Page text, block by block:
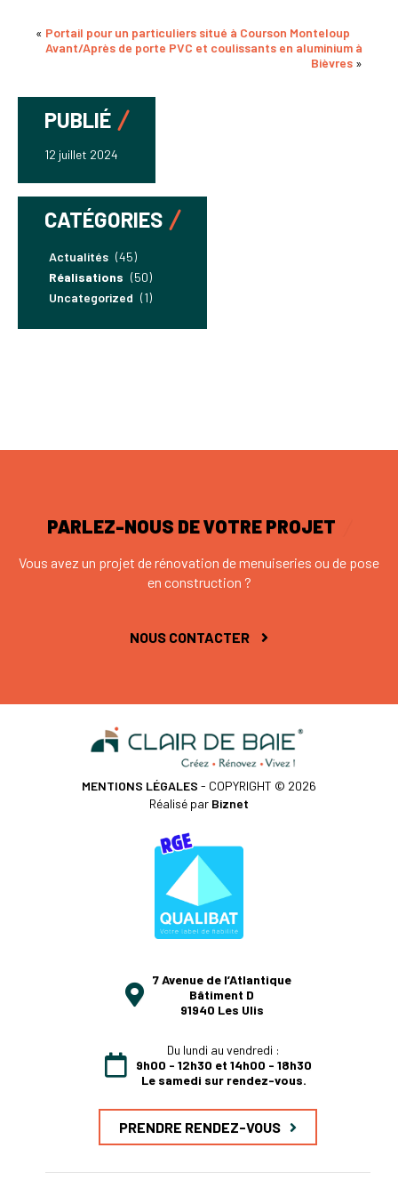
« Portail pour un particuliers situé à Courson Monteloup
Avant/Après de porte PVC et coulissants en aluminium à
Bièvres »
PUBLIÉ
12 juillet 2024
CATÉGORIES
Actualités (45)
Réalisations (50)
Uncategorized (1)
PARLEZ-NOUS DE VOTRE PROJET
Vous avez un projet de rénovation de menuiseries ou de pose
en construction ?
NOUS CONTACTER
7 Avenue de l’Atlantique
Bâtiment D
91940 Les Ulis
Du lundi au vendredi :
9h00 - 12h30 et 14h00 - 18h30
Le samedi sur rendez-vous.
PRENDRE RENDEZ-VOUS
MENTIONS LÉGALES - COPYRIGHT © 2026
Réalisé par Biznet